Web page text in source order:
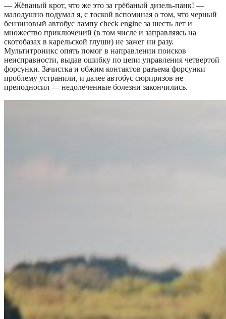
— Жёваный крот, что же это за грёбаный дизель-панк! —
малодушно подумал я, с тоской вспоминая о том, что черный
бензиновый автобус лампу check engine за шесть лет и
множество приключений (в том числе и заправляясь на
скотобазах в карельской глуши) не зажег ни разу.
Мультитроникс опять помог в направлении поисков
неисправности, выдав ошибку по цепи управления четвертой
форсунки. Зачистка и обжим контактов разъема форсунки
проблему устранили, и далее автобус сюрпризов не
преподносил — недолеченные болезни закончились.